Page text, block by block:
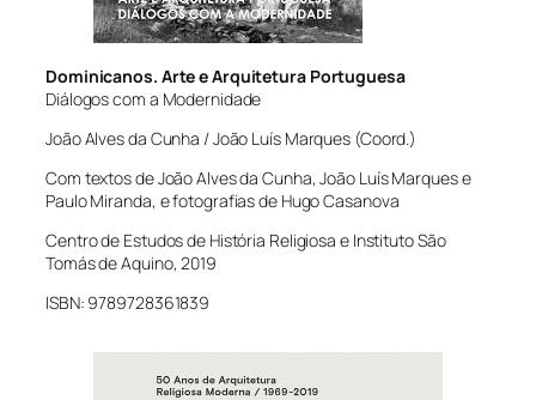
Dominicanos. Arte e Arquitetura Portuguesa
Diálogos com a Modernidade
João Alves da Cunha / João Luís Marques (Coord.)
Com textos de João Alves da Cunha, João Luís Marques e
Paulo Miranda, e fotografias de Hugo Casanova
Centro de Estudos de História Religiosa e Instituto São
Tomás de Aquino, 2019
ISBN: 9789728361839